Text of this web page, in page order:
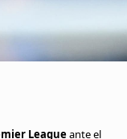
Leagueante el